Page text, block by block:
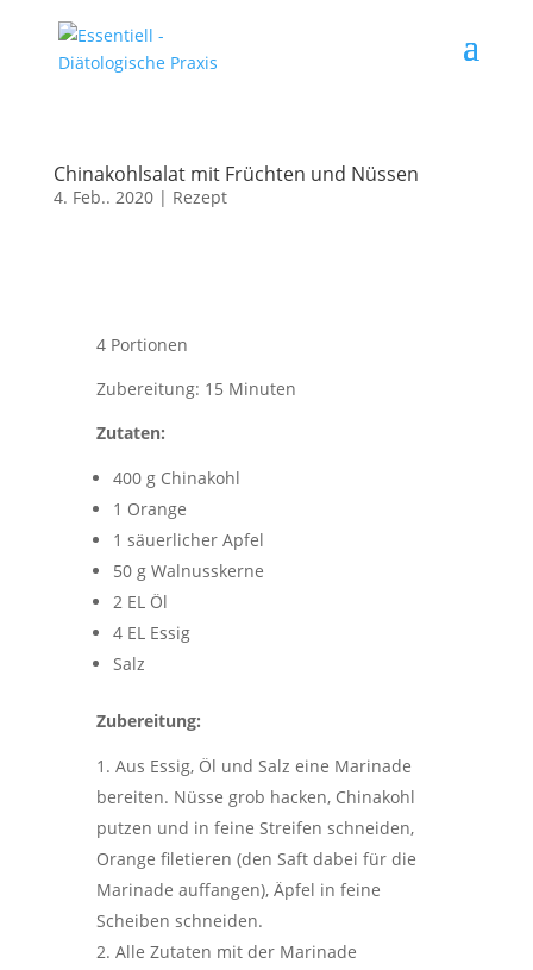
Chinakohlsalat mit Früchten und Nüssen
4. Feb.. 2020| Rezept
4 Portionen
Zubereitung: 15 Minuten
Zutaten:
400 g Chinakohl
1 Orange
1 säuerlicher Apfel
50 g Walnusskerne
2 EL Öl
4 EL Essig
Salz
Zubereitung:
Aus Essig, Öl und Salz eine Marinade
bereiten. Nüsse grob hacken, Chinakohl
putzen und in feine Streifen schneiden,
Orange filetieren (den Saft dabei für die
Marinade auffangen), Äpfel in feine
Scheiben schneiden.
Alle Zutaten mit der Marinade